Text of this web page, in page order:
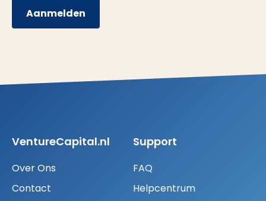
Aanmelden
VentureCapital.nl
Over Ons
Contact
Support
FAQ
Helpcentrum